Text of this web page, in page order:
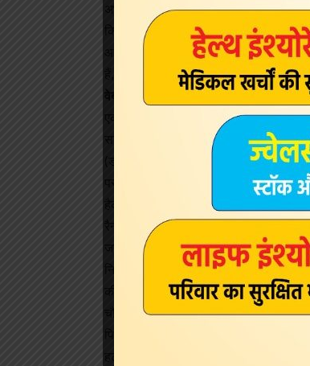
अभी भी इस सॉफ्टवेयर का धड़ल्ले से
किया जा सकता है और नया आधार तैयार
आधार कार्ड को हैक करने वाला यह
हैं, जिनमें एक कोड के जरिए किसी के भी
वेब एप्लीकेशन का शिकार होने में भारत सातवां
एक रिपोर्ट के मुताबिक वेब एप्लीकेशन
साइबर हमले का करीब 40 फीसद शिकार
(डब्ल्यूएए) के मामले में टारगेटेड देशों की सूची
हैकर्स ने भारत में बैंकिंग, फाइनेंस और बीमा
रैनसमवेयर जैसे तरीके का इस्तेमाल किया है।
जानकारों के मुताबिक हमलावरों का बड़ा
निशाना बनाने के लिए रैनसमवेयर जैसे तरीके
की रिपोर्ट के मुताबिक डिस्ट्रिब्यूटेड
चौथी तिमाही में 50 फीसद और बढ़ गए हैं।
पिछली तिमाही में 37 संगठनों में
हटकर अमेरिका की बात की जाए, तो यहां